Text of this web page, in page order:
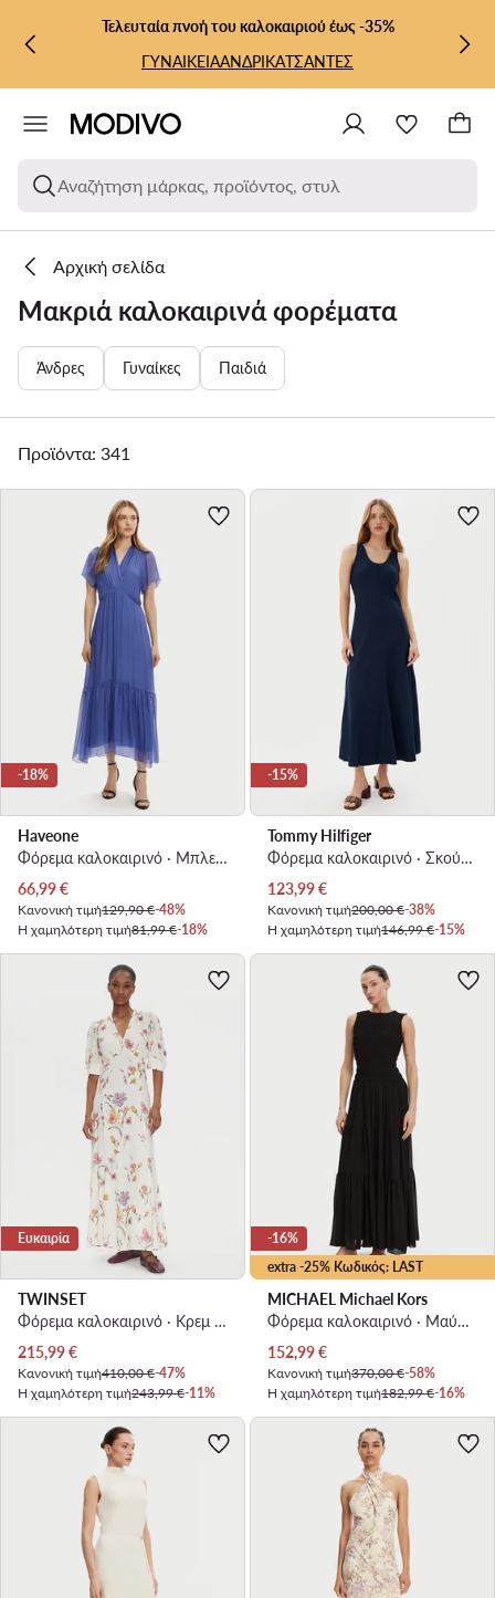
ΜΕΤΆΒΑΣΗ ΣΤΟ ΚΎΡΙΟ ΠΕΡΙΕΧΌΜΕΝΟ
ΜΕΤΆΒΑΣΗ ΣΤΗΝ ΑΝΑΖΉΤΗΣΗ
Τελευταία πνοή του καλοκαιριού έως -35%
ΓΥΝΑΙΚΕΙΑΑΝΔΡΙΚΑΤΣΑΝΤΕΣ
Αναζήτηση μάρκας, προϊόντος, στυλ
Αρχική σελίδα
Μακριά καλοκαιρινά φορέματα
Άνδρες Γυναίκες Παιδιά
Προϊόντα: 341
-18%
Haveone
Φόρεμα καλοκαιρινό · Μπλε · Maxi
Τρέχουσα τιμή
66,99€
Κανονική τιμή129,90 €-48%
Η χαμηλότερη τιμή81,99 €-18%
-15%
Tommy Hilfiger
Φόρεμα καλοκαιρινό · Σκούρο μπλε · Maxi
Τρέχουσα τιμή
123,99€
Κανονική τιμή200,00 €-38%
Η χαμηλότερη τιμή146,99 €-15%
Ευκαιρία
TWINSET
Φόρεμα καλοκαιρινό · Κρεμ · Maxi
Τρέχουσα τιμή
215,99€
Κανονική τιμή410,00 €-47%
Η χαμηλότερη τιμή243,99 €-11%
extra -25% Κωδικός: LAST
-16%
MICHAEL Michael Kors
Φόρεμα καλοκαιρινό · Μαύρο · Maxi
Τρέχουσα τιμή
152,99€
Κανονική τιμή370,00 €-58%
Η χαμηλότερη τιμή182,99 €-16%